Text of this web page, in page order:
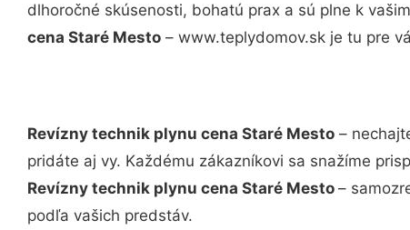
dlhoročné skúsenosti, bohatú prax a sú plne k
cena Staré Mesto – www.teplydomov.sk je tu pre
Revízny technik plynu cena Staré Mesto –
pridáte aj vy. Každému zákazníkovi sa snažíme
Revízny technik plynu cena Staré Mesto –
podľa vašich predstáv.